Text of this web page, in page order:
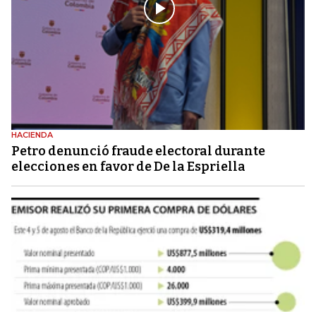
HACIENDA
Petro denunció fraude electoral durante
elecciones en favor de De la Espriella